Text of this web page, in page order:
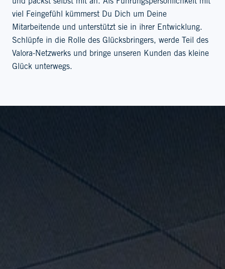
und packst selbst mit an. Als Führungspersönlichkeit mit
viel Feingefühl kümmerst Du Dich um Deine
Mitarbeitende und unterstützt sie in ihrer Entwicklung.
Schlüpfe in die Rolle des Glücksbringers, werde Teil des
Valora-Netzwerks und bringe unseren Kunden das kleine
Glück unterwegs.